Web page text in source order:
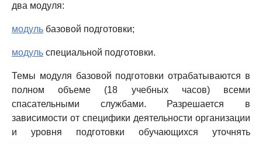
два модуля:
модуль базовой подготовки;
модуль специальной подготовки.
Темы модуля базовой подготовки отрабатываются в
полном объеме (18 учебных часов) всеми
спасательными службами. Разрешается в
зависимости от специфики деятельности организации
и уровня подготовки обучающихся уточнять